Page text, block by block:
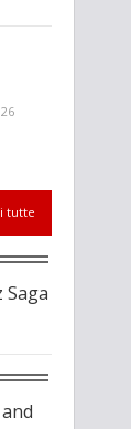
tutte
Saga